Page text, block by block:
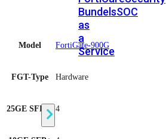
BundelsSOC
as
a
Service
Model FortiGate-900G
FGT-Type Hardware
25GE SFP28 4